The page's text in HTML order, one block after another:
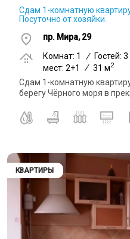
Сдам 1-комнатную
Посуточно от хозяйки.
пр. Мира, 29
Комнат: 1
/ Гостей: 3
мест: 2+1
/ 31 м2
Сдам 1-комнатную
берегу Чёрного моря в
КВАРТИРЫ